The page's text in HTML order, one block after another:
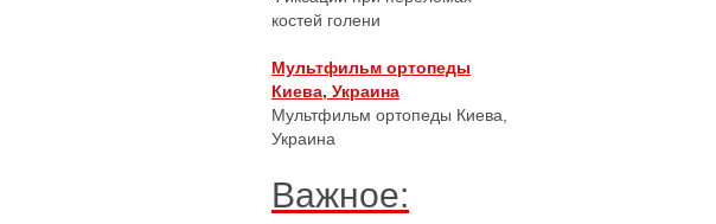
костей голени
Мультфильм ортопеды
Киева, Украина
Мультфильм ортопеды Киева,
Украина
Важное: